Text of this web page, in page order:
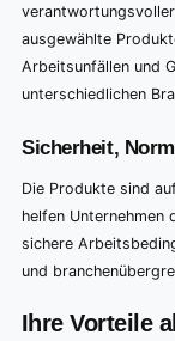
ausgewählte
Arbeitsunfällen und
unterschiedlichen
Sicherheit,
Die Produkte sind
helfen Unternehmen
sichere
und
Ihre Vorteile